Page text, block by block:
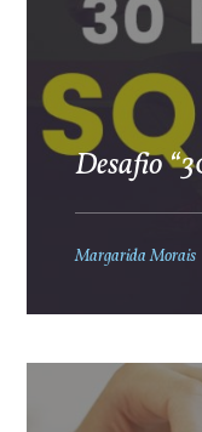
Desafio
Margarida Morais